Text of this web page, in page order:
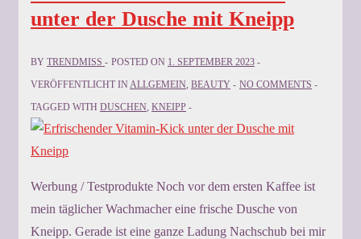
unter der Dusche mit Kneipp
BY TRENDMISS POSTED ON 1. SEPTEMBER 2023
VERÖFFENTLICHT IN ALLGEMEIN BEAUTY
NO COMMENTS
TAGGED WITH DUSCHEN KNEIPP
Werbung / Testprodukte Noch vor dem ersten Kaffee ist
mein täglicher Wachmacher eine frische Dusche von
Kneipp. Gerade ist eine ganze Ladung Nachschub bei mir